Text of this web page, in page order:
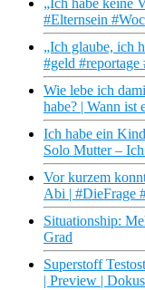
„Ich habe keine
#Elternsein
„Ich glaube, ich
#geld
Wie lebe ich
habe? | Wann ist
Ich habe ein
Solo Mutter –
Vor kurzem
Abi | #DieFrage
Situationship:
Grad
Superstoff
| Preview |